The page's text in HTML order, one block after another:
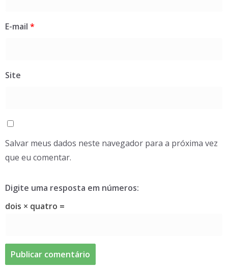
E-mail *
Site
Salvar meus dados neste navegador para a próxima vez
que eu comentar.
Digite uma resposta em números:
dois × quatro =